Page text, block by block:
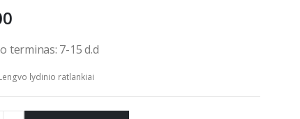
terminas: 7-15 d.d
lydinio ratlankiai